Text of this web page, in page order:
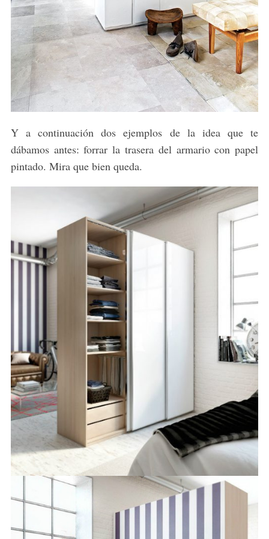
Y a continuación dos ejemplos de la idea que te
dábamos antes: forrar la trasera del armario con papel
pintado. Mira que bien queda.